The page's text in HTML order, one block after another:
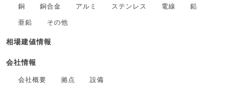
銅 銅合金 アルミ ステンレス 電線 鉛
亜鉛 その他
相場建値情報
会社情報
会社概要 拠点 設備